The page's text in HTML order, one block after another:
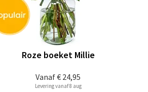
Vanaf€ 24,95
Roze boeket Millie
Levering vanaf 8 aug